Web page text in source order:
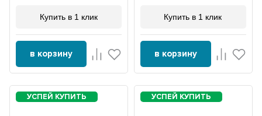
Купить в 1 клик
в корзину
Купить в 1 клик
в корзину